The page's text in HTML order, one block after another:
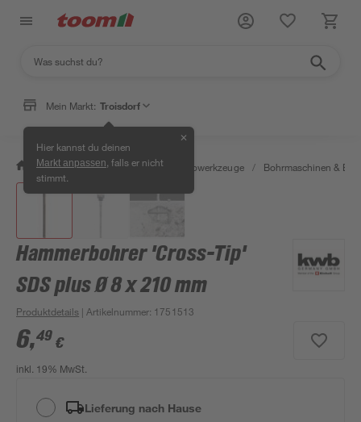
Mein Markt: Troisdorf
Hier kannst du deinen
Markt anpassen , falls er nicht
stimmt.
✕
/ Werkstatt & Maschinen / Elektrowerkzeuge / Bohrmaschinen &
Hammerbohrer 'Cross-Tip'
SDS plus Ø 8 x 210 mm
Produktdetails | Artikelnummer: 1751513
6,49 €
inkl. 19% MwSt.
Lieferung nach Hause